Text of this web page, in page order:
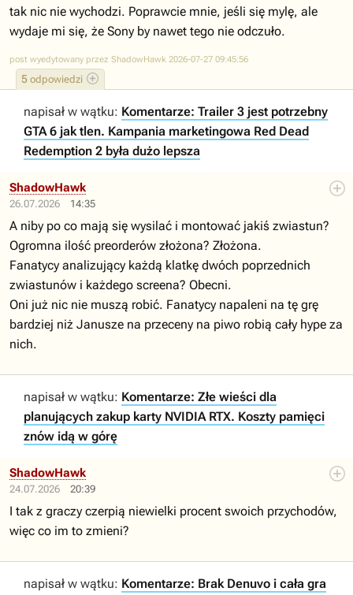
5 odpowiedzi
tak nic nie wychodzi. Poprawcie mnie, jeśli się mylę, ale
wydaje mi się, że Sony by nawet tego nie odczuło.
post wyedytowany przez ShadowHawk 2026-07-27 09:45:56
napisał w wątku: Komentarze: Trailer 3 jest potrzebny
GTA 6 jak tlen. Kampania marketingowa Red Dead
Redemption 2 była dużo lepsza
26.07.2026 14:35
ShadowHawk
A niby po co mają się wysilać i montować jakiś zwiastun?
Ogromna ilość preorderów złożona? Złożona.
Fanatycy analizujący każdą klatkę dwóch poprzednich
zwiastunów i każdego screena? Obecni.
Oni już nic nie muszą robić. Fanatycy napaleni na tę grę
bardziej niż Janusze na przeceny na piwo robią cały hype za
nich.
napisał w wątku: Komentarze: Złe wieści dla
planujących zakup karty NVIDIA RTX. Koszty pamięci
znów idą w górę
24.07.2026 20:39
ShadowHawk
I tak z graczy czerpią niewielki procent swoich przychodów,
więc co im to zmieni?
napisał w wątku: Komentarze: Brak Denuvo i cała gra